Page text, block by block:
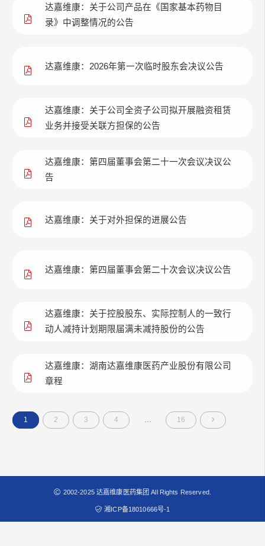
达嘉维康：关于公司产品在《国家基本药物目
录》中调整情况的公告
达嘉维康：2026年第一次临时股东会决议公告
达嘉维康：关于公司全资子公司拟开展融资租赁
业务并接受关联方担保的公告
达嘉维康：第四届董事会第二十一次会议决议公
告
达嘉维康：关于对外担保的进展公告
达嘉维康：第四届董事会第二十次会议决议公告
达嘉维康：关于控股股东、实际控制人的一致行
动人减持计划期限届满未减持股份的公告
达嘉维康：湖南达嘉维康医药产业股份有限公司
章程
1 2 3 4 … 16
2002-2025 达嘉维康医药集团 All Rights Reserved.
湘ICP备18010666号-1